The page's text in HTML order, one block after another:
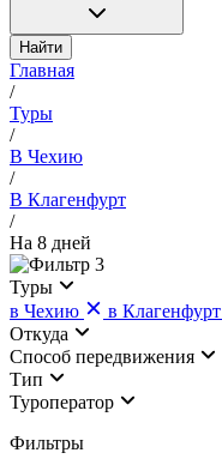
Найти
Главная
/
Туры
/
В Чехию
/
В Клагенфурт
/
На 8 дней
3
Туры
в Чехию
в Клагенфурт
Откуда
Cпособ передвижения
Тип
Туроператор
Фильтры